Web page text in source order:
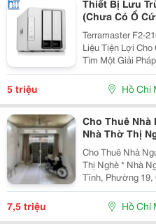
Thiết Bị Lưu
(Chưa Có Ổ
Terramaster F2-
Liệu Tiện Lợi Cho Cá
Tìm Một Giải
Ổn Định Và Hỗ
Terramaster F2-
Nhân, Gia...
5 triệu Hồ Chí
Cho Thuê Nhà
Nhà Thờ Thị
Cho Thuê Nhà
Thị Nghè * Nhà
Tĩnh, Phường 19,
Thuận Tiện, Khu
Sang Trung
7,5 triệu Hồ Chí